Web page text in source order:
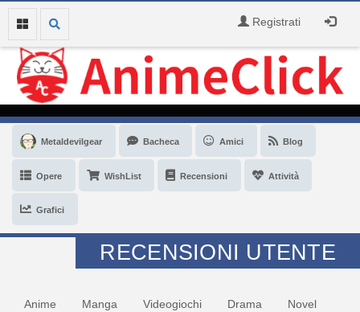
Registrati
Metaldevilgear Bacheca Amici Blog
Opere WishList Recensioni Attività
Grafici
RECENSIONI UTENTE
Anime Manga Videogiochi Drama Novel